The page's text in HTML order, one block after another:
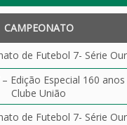
CAMPEONATO
de Futebol 7- Série
Edição Especial 160
Clube União
de Futebol 7- Série